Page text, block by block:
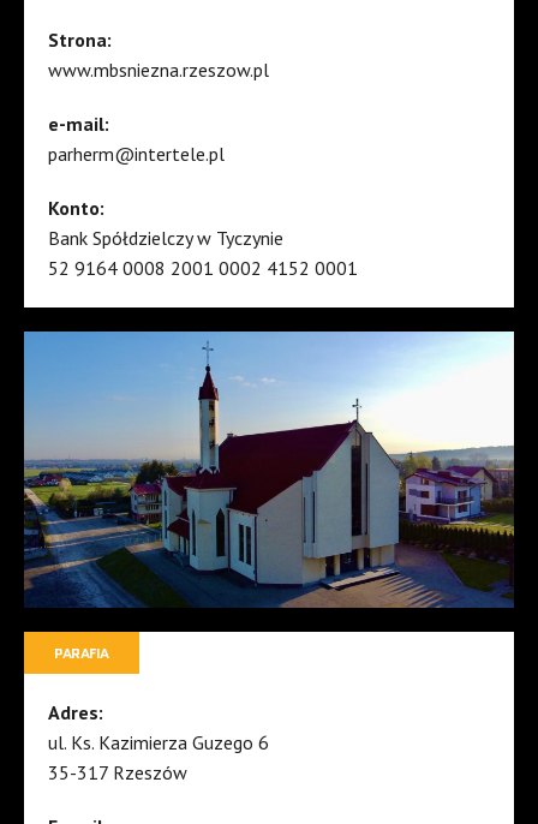
Strona:
www.mbsniezna.rzeszow.pl
e-mail:
parherm@intertele.pl
Konto:
Bank Spółdzielczy w Tyczynie
52 9164 0008 2001 0002 4152 0001
PARAFIA
Adres:
ul. Ks. Kazimierza Guzego 6
35-317 Rzeszów